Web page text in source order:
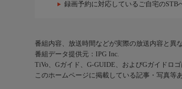
録画予約に対応しているご自宅のSTB
番組内容、放送時間などが実際の放送内容と異
番組データ提供元：IPG Inc.
TiVo、Gガイド、G-GUIDE、およびGガイドロ
このホームページに掲載している記事・写真等